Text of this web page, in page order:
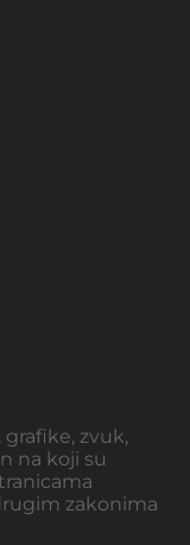
grafike, zvuk,
na koji su
zakonima